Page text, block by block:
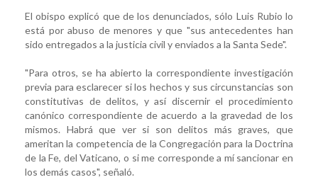
El obispo explicó que de los denunciados, sólo Luis Rubio lo
está por abuso de menores y que "sus antecedentes han
sido entregados a la justicia civil y enviados a la Santa Sede".
"Para otros, se ha abierto la correspondiente investigación
previa para esclarecer si los hechos y sus circunstancias son
constitutivas de delitos, y así discernir el procedimiento
canónico correspondiente de acuerdo a la gravedad de los
mismos. Habrá que ver si son delitos más graves, que
ameritan la competencia de la Congregación para la Doctrina
de la Fe, del Vaticano, o si me corresponde a mí sancionar en
los demás casos", señaló.